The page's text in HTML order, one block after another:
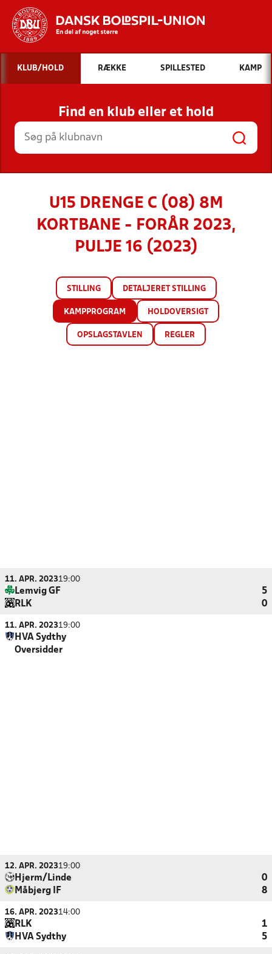
Hvad vil du søge efter?
INDHOLD OG NYHEDER
STILLINGER, RESULTATER, KLUBBER OG
HOLD
KLUB/HOLD RÆKKE SPILLESTED KAMP
Find en klub eller et hold
U15 DRENGE C (08) 8M
KORTBANE - FORÅR 2023,
PULJE 16 (2023)
STILLING DETALJERET STILLING
KAMPPROGRAM HOLDOVERSIGT
OPSLAGSTAVLEN REGLER
11. APR. 202319:00
Lemvig GF
5
RLK
0
11. APR. 202319:00
HVA Sydthy
Oversidder
12. APR. 202319:00
Hjerm/Linde
0
Måbjerg IF
8
16. APR. 202314:00
RLK
1
HVA Sydthy
5